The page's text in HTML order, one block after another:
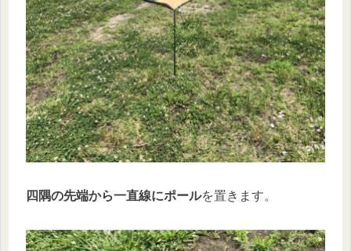
四隅の先端から一直線にポールを置きます。